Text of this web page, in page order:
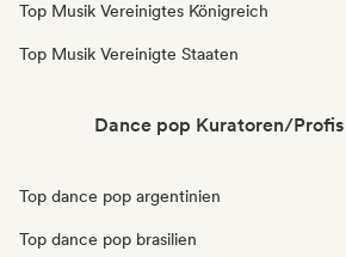
Top Musik Vereinigtes Königreich
Top Musik Vereinigte Staaten
Dance pop Kuratoren/
Top dance pop argentinien
Top dance pop brasilien